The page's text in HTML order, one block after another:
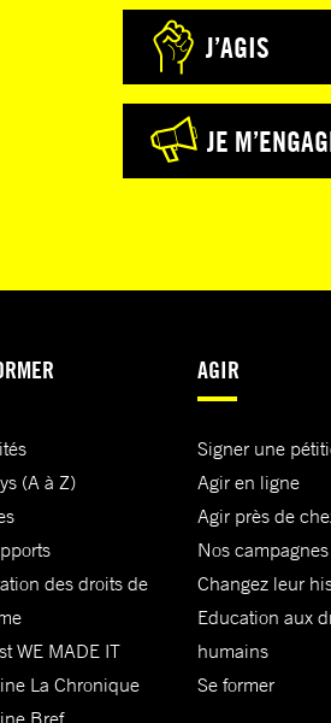
J’AGIS
JE
(A à Z)
des droits de
WE MADE IT
La Chronique
Bref
AGIR
Signer une
Agir en ligne
Agir près de
Nos campagnes
Changez leur
Education aux
humains
Se former